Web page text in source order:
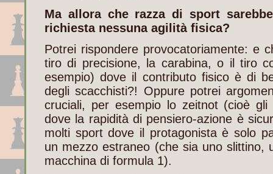
Ma allora che razza di sport
richiesta nessuna agilità fisica?
Potrei rispondere provocatoriamente: e
tiro di precisione, la carabina, o il tiro
esempio) dove il contributo fisico è di
degli scacchisti?! Oppure potrei
cruciali, per esempio lo zeitnot (cioè
dove la rapidità di pensiero-azione è
molti sport dove il protagonista è solo
un mezzo estraneo (che sia uno slittino,
macchina di formula 1).